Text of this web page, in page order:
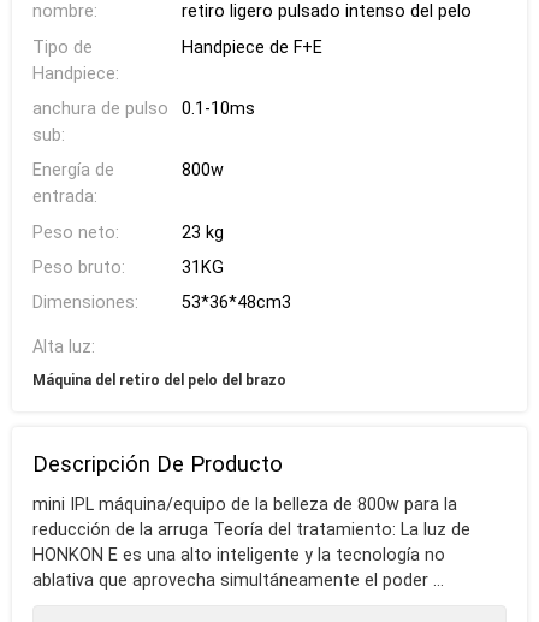
nombre:
retiro ligero pulsado intenso del pelo
Tipo de
Handpiece:
Handpiece de F+E
anchura de pulso
sub:
0.1-10ms
Energía de
entrada:
800w
Peso neto:
23 kg
Peso bruto:
31KG
Dimensiones:
53*36*48cm3
Alta luz:
Máquina del retiro del pelo del brazo
Descripción De Producto
mini IPL máquina/equipo de la belleza de 800w para la
reducción de la arruga Teoría del tratamiento: La luz de
HONKON E es una alto inteligente y la tecnología no
ablativa que aprovecha simultáneamente el poder ...